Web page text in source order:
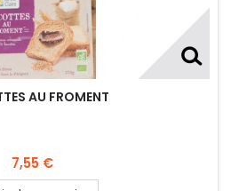
AU FROMENT
7,55 €